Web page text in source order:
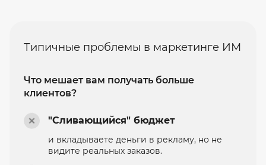
Типичные проблемы в маркетинге ИМ
Что мешает вам получать больше
клиентов?
"Сливающийся" бюджет
и вкладываете деньги в рекламу, но не
видите реальных заказов.